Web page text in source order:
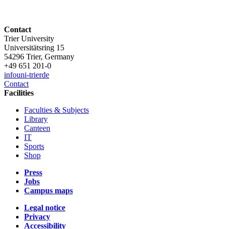
Contact
Trier University
Universitätsring 15
54296 Trier, Germany
+49 651 201-0
infouni-trierde
Contact
Facilities
Faculties & Subjects
Library
Canteen
IT
Sports
Shop
Press
Jobs
Campus maps
Legal notice
Privacy
Accessibility